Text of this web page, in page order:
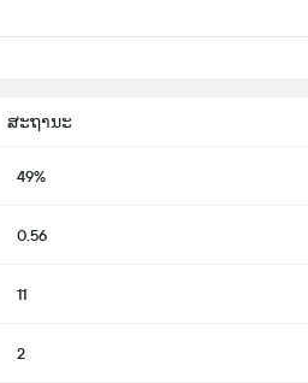
ສະຖານະ
49%
0.56
11
2